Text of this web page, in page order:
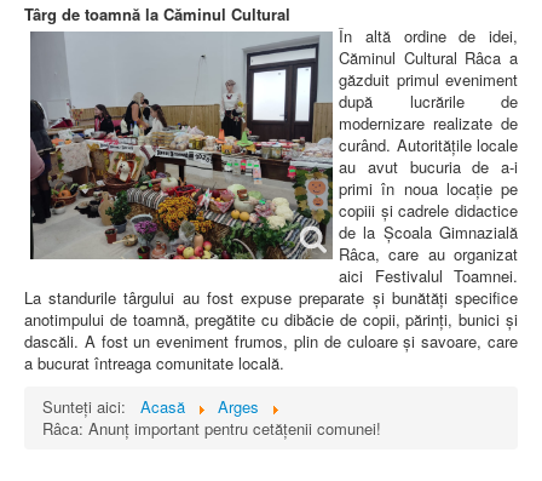
Târg de toamnă la Căminul Cultural
În altă ordine de idei,
Căminul Cultural Râca a
găzduit primul eveniment
după lucrările de
modernizare realizate de
curând. Autoritățile locale
au avut bucuria de a-i
primi în noua locație pe
copiii și cadrele didactice
de la Școala Gimnazială
Râca, care au organizat
aici Festivalul Toamnei.
La standurile târgului au fost expuse preparate și bunătăți specifice
anotimpului de toamnă, pregătite cu dibăcie de copii, părinți, bunici și
dascăli. A fost un eveniment frumos, plin de culoare și savoare, care
a bucurat întreaga comunitate locală.
Sunteți aici:
Acasă
Arges
Râca: Anunț important pentru cetățenii comunei!